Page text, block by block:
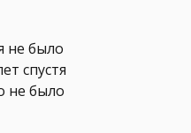
не было
спустя
не было